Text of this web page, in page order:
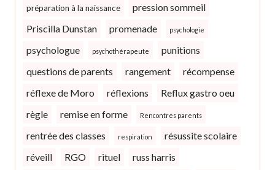
préparation à la naissance
pression sommeil
Priscilla Dunstan
promenade psychologie
psychologue psychothérapeute
punitions
questions de parents
rangement
récompense
réflexe de Moro
réflexions
Reflux gastro oeu
règle
remise en forme Rencontres parents
rentrée des classes respiration
résussite scolaire
réveill
RGO rituel
russ harris